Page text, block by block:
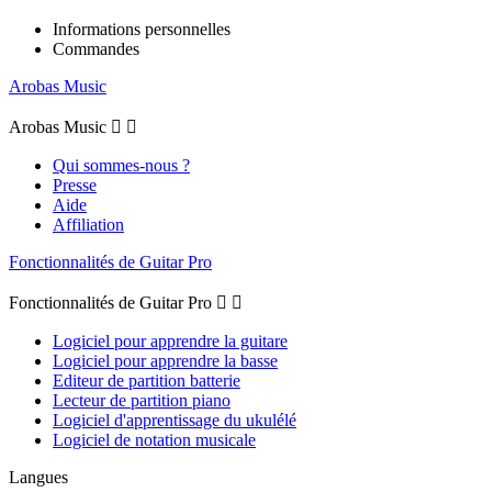
Informations personnelles
Commandes
Arobas Music
Arobas Music  
Qui sommes-nous ?
Presse
Aide
Affiliation
Fonctionnalités de Guitar Pro
Fonctionnalités de Guitar Pro  
Logiciel pour apprendre la guitare
Logiciel pour apprendre la basse
Editeur de partition batterie
Lecteur de partition piano
Logiciel d'apprentissage du ukulélé
Logiciel de notation musicale
Langues